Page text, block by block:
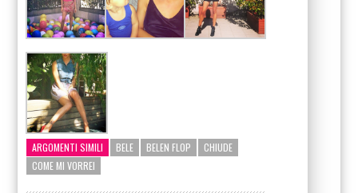
ARGOMENTI SIMILI BELE BELEN FLOP
CHIUDE
COME MI VORREI